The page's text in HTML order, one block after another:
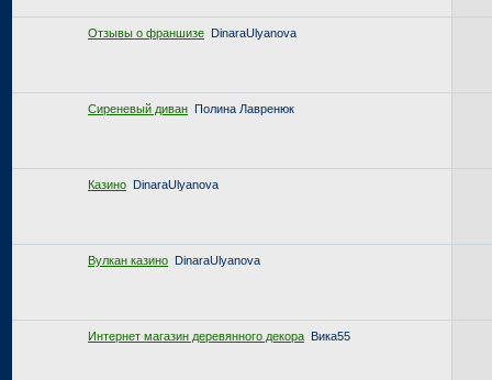
Отзывы о франшизе DinaraUlyanova
Сиреневый диван Полина Лавренюк
Казино DinaraUlyanova
Вулкан казино DinaraUlyanova
Интернет магазин деревянного декора Вика55